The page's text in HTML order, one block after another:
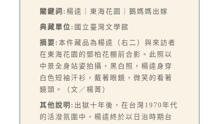
關鍵詞: 楊逵｜東海花園｜鵝媽媽出嫁
典藏單位: 國立臺灣文學館
摘要: 本件藏品為楊逵（右二）與來訪者
在東海花園的鄧柏花棚前合影。此照以
中景全身站姿拍攝，黑白照，楊逵身穿
白色短袖汗衫，戴著眼鏡，微笑的看著
鏡頭。（文／楊菁）
其他說明: 出獄十年後，在台灣1970年代
的活潑氛圍中，楊逵終於以日治時期台